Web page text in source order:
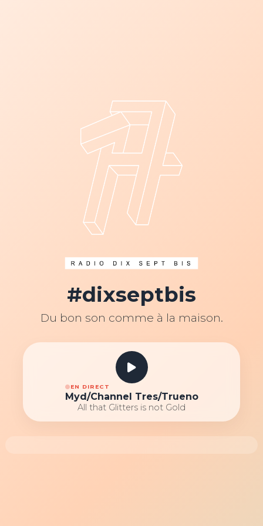
#dixseptbis
Du bon son comme à la maison.
EN DIRECT
Myd/Channel Tres/Trueno
All that Glitters is not Gold